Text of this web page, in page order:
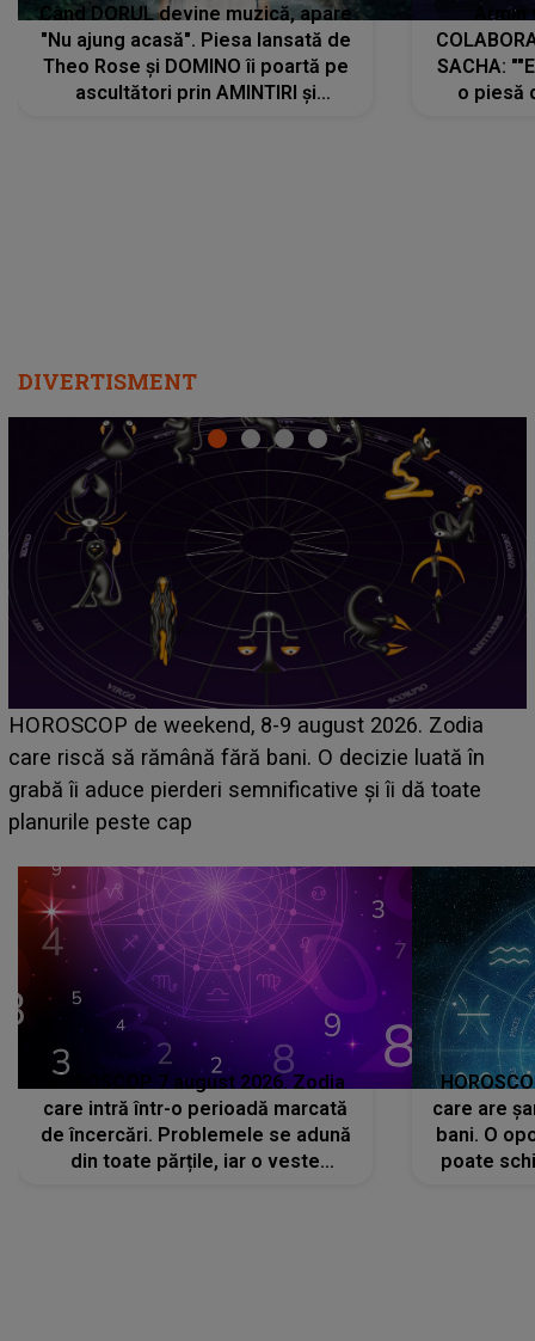
Când DORUL devine muzică, apare
"Nu ajung acasă". Piesa lansată de
Theo Rose și DOMINO îi poartă pe
ascultători prin AMINTIRI și
SACHA:
o piesă
DIVERTISMENT
Emanuel a ținut ACEST DETALIU ASCUNS până
acum! În fața Alexandrei, concurentul din Casa
face o MĂRTURISIRE NEAȘTEPTATĂ despre
sa: "I-am spus și ei în față, eu nu te iubesc pentru
HOROSCOP 7 august 2026. Zodia
care intră într-o perioadă marcată
de încercări. Problemele se adună
din toate părțile, iar o veste
care are
bani. O
poate